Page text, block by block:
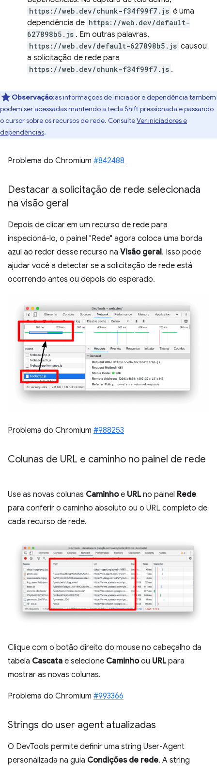
https://web.dev/chunk-f34f99f7.js é uma
dependência de https://web.dev/default-
627898b5.js . Em outras palavras,
https://web.dev/default-627898b5.js causou
a solicitação de rede para
https://web.dev/chunk-f34f99f7.js .
Observação:as informações de iniciador e dependência também
podem ser acessadas mantendo a tecla Shift pressionada e passando
o cursor sobre os recursos de rede. ConsulteVer iniciadores e
dependências.
Problema do Chromium #842488
Destacar a solicitação de rede selecionada
na visão geral
Depois de clicar em um recurso de rede para
inspecioná-lo, o painel "Rede" agora coloca uma borda
azul ao redor desse recurso na Visão geral. Isso pode
ajudar você a detectar se a solicitação de rede está
ocorrendo antes ou depois do esperado.
Problema do Chromium #988253
Colunas de URL e caminho no painel de rede
Use as novas colunas Caminhoe URLno painel Rede
para conferir o caminho absoluto ou o URL completo de
cada recurso de rede.
Clique com o botão direito do mouse no cabeçalho da
tabela Cascata e selecione Caminhoou URLpara
mostrar as novas colunas.
Problema do Chromium #993366
Strings do user agent atualizadas
O DevTools permite definir uma string User-Agent
personalizada na guia Condições de rede. A string